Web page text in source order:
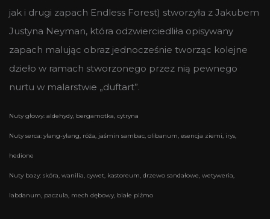
jak i drugi zapach Endless Forest) stworzyła z Jakubem
Justyna Neyman, która odzwierciedliła opisywany
zapach malując obraz jednocześnie tworząc kolejne
dzieło w ramach stworzonego przez nią pewnego
nurtu w malarstwie „duftart”.
Nuty głowy: aldehydy, bergamotka, cytryna
Nuty serca: ylang-ylang, róża, jaśmin sambac, olibanum, esencja ziemi, irys,
hedione
Nuty bazy: skóra, wanilia, cywet, kastoreum, drzewo sandałowe, wetyweria,
labdanum, paczula, mech dębowy, białe piżmo